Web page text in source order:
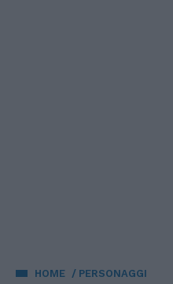
HOME PERSONAGGI